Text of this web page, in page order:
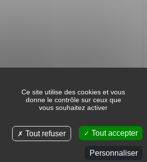
Ce site utilise des cookies et vous
donne le contrôle sur ceux que
vous souhaitez activer
Tout accepter
Tout refuser
Personnaliser
de
Bailleul et